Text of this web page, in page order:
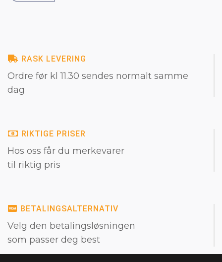
RASK LEVERING
Ordre før kl 11.30 sendes normalt samme
dag
RIKTIGE PRISER
Hos oss får du merkevarer
til riktig pris
BETALINGSALTERNATIV
Velg den betalingsløsningen
som passer deg best